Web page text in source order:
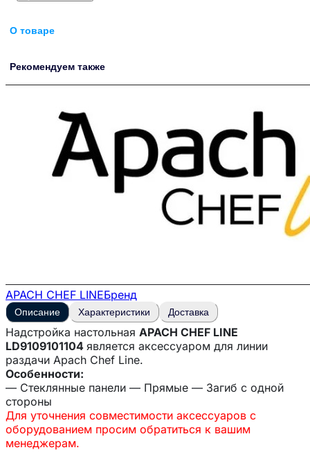
О товаре
Рекомендуем также
APACH CHEF LINEБренд
Описание Характеристики Доставка
Надстройка настольная APACH CHEF LINE
LD9109101104 является аксессуаром для линии
раздачи Apach Chef Line.
Особенности:
— Стеклянные панели — Прямые — Загиб с одной
стороны
Для уточнения совместимости аксессуаров с
оборудованием просим обратиться к вашим
менеджерам.